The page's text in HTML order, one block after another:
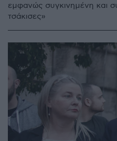
εμφανώς συγκινημένη και
τσάκισες»